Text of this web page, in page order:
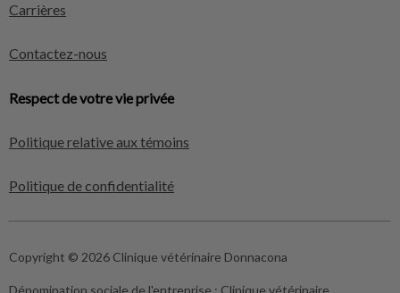
Carrières
Contactez-nous
Respect de votre vie privée
Politique relative aux témoins
Politique de confidentialité
Copyright © 2026 Clinique vétérinaire Donnacona
Dénomination sociale de l'entreprise : Clinique vétérinaire